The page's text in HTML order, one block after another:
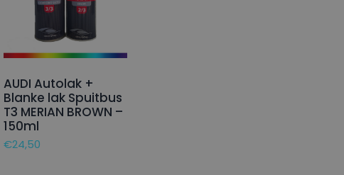
AUDI Autolak +
Blanke lak Spuitbus
T3 MERIAN BROWN –
150ml
€24,50